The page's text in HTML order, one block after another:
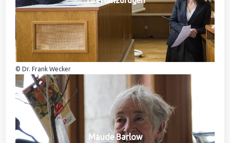
© Dr. Frank Wecker
Maude Barlow